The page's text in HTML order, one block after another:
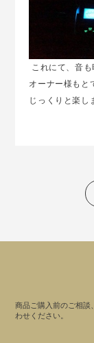
これにて、音
オーナー様もと
じっくりと楽し
商品ご購入前のご相談
わせください。